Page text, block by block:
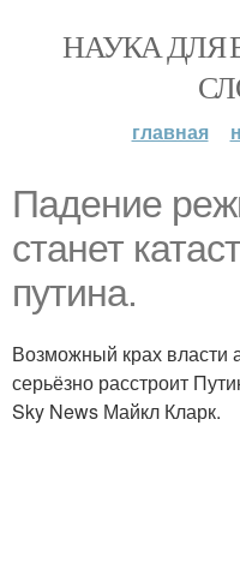
НАУКА ДЛЯ
главная
Падение
станет
путина.
Возможный крах власти
серьёзно расстроит
Sky News Майкл Кларк.